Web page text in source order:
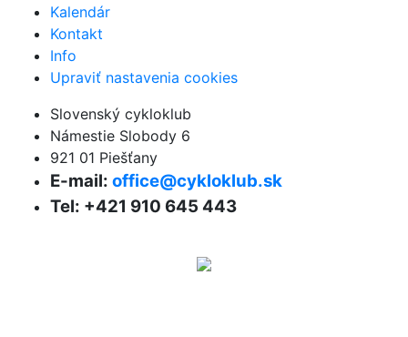
Kalendár
Kontakt
Info
Upraviť nastavenia cookies
Slovenský cykloklub
Námestie Slobody 6
921 01 Piešťany
E-mail: office@cykloklub.sk
Tel: +421 910 645 443